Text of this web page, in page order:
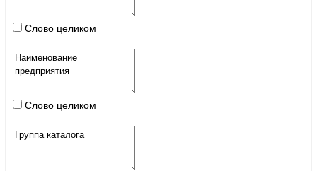
Слово целиком
Слово целиком